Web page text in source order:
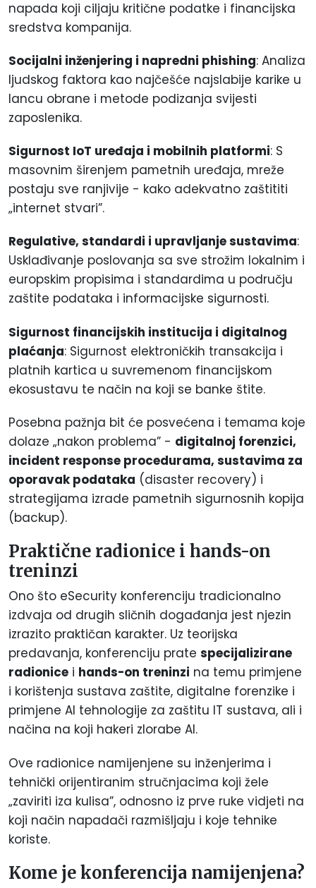
napada koji ciljaju kritične podatke i financijska
sredstva kompanija.
Socijalni inženjering i napredni phishing: Analiza
ljudskog faktora kao najčešće najslabije karike u
lancu obrane i metode podizanja svijesti
zaposlenika.
Sigurnost IoT uređaja i mobilnih platformi: S
masovnim širenjem pametnih uređaja, mreže
postaju sve ranjivije - kako adekvatno zaštititi
„internet stvari”.
Regulative, standardi i upravljanje sustavima:
Usklađivanje poslovanja sa sve strožim lokalnim i
europskim propisima i standardima u području
zaštite podataka i informacijske sigurnosti.
Sigurnost financijskih institucija i digitalnog
plaćanja: Sigurnost elektroničkih transakcija i
platnih kartica u suvremenom financijskom
ekosustavu te način na koji se banke štite.
Posebna pažnja bit će posvećena i temama koje
dolaze „nakon problema” - digitalnoj forenzici,
incident response procedurama, sustavima za
oporavak podataka (disaster recovery) i
strategijama izrade pametnih sigurnosnih kopija
(backup).
Praktične radionice i hands-on
treninzi
Ono što eSecurity konferenciju tradicionalno
izdvaja od drugih sličnih događanja jest njezin
izrazito praktičan karakter. Uz teorijska
predavanja, konferenciju prate specijalizirane
radionice i hands-on treninzi na temu primjene
i korištenja sustava zaštite, digitalne forenzike i
primjene AI tehnologije za zaštitu IT sustava, ali i
načina na koji hakeri zlorabe AI.
Ove radionice namijenjene su inženjerima i
tehnički orijentiranim stručnjacima koji žele
„zaviriti iza kulisa”, odnosno iz prve ruke vidjeti na
koji način napadači razmišljaju i koje tehnike
koriste.
Kome je konferencija namijenjena?